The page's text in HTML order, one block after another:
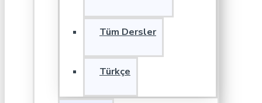
Tüm Dersler
Türkçe